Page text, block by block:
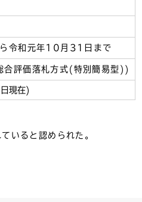
令和元年10月31日まで
合評価落札方式(特別簡易型))
現在)
いると認められた。